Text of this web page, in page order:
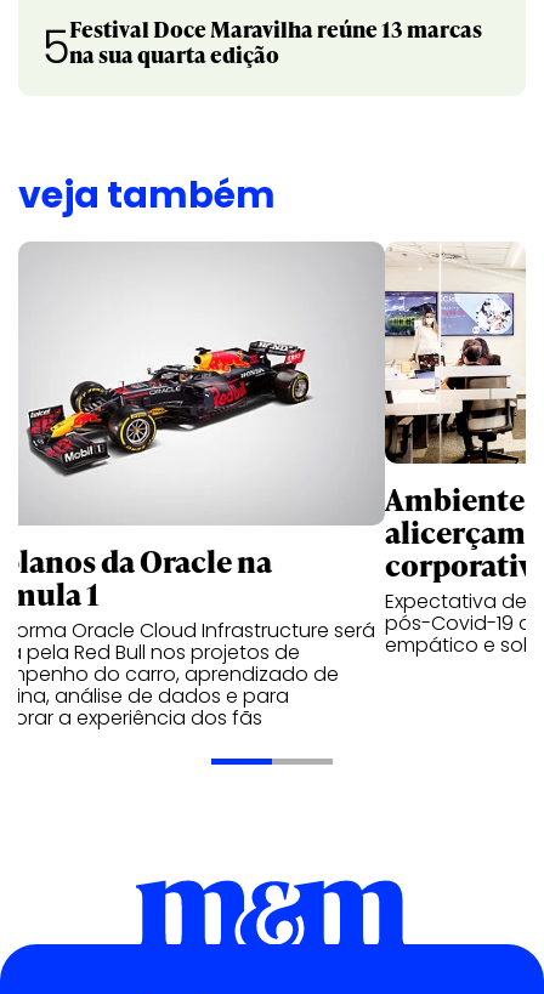
5Festival Doce Maravilha reúne 13 marcas
na sua quarta edição
veja também
da Oracle na
1
Oracle Cloud Infrastructure será
pela Red Bull nos projetos de
do carro, aprendizado de
análise de dados e para
a experiência dos fãs
Ambientes
alicerçam
Expectativa de
pós-Covid-19
empático e